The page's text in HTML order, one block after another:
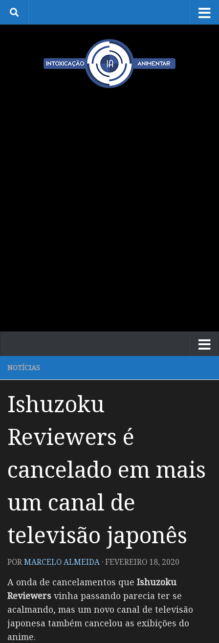
Skip to content
NOTÍCIAS
Ishuzoku
Reviewers é
cancelado em mais
um canal de
televisão japonês
PORMARCELO ALMEIDA ·FEVEREIRO 18, 2020
A onda de cancelamentos que Ishuzoku
Reviewers vinha passando parecia ter se
acalmando, mas um novo canal de televisão
japonesa também cancelou as exibições do
anime.